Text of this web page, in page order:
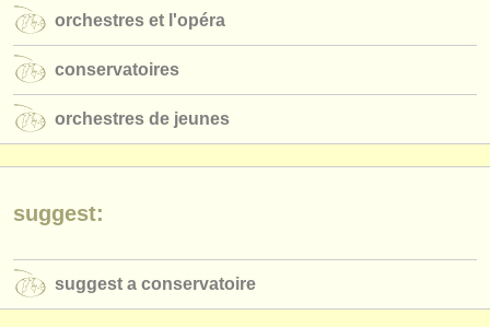
conservatoires
orchestres de jeunes
musicalchairs:
contactez nous
actualités musique classique
orchestres et l'opéra
conservatoires
orchestres de jeunes
suggest:
suggest a conservatoire